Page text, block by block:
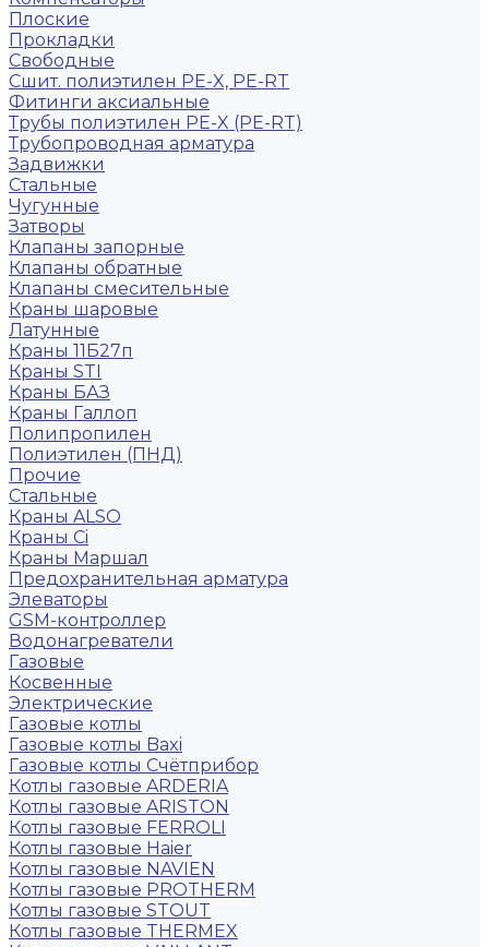
Плоские
Прокладки
Свободные
Сшит. полиэтилен PE-X, PE-RT
Фитинги аксиальные
Трубы полиэтилен PE-X (PE-RT)
Трубопроводная арматура
Задвижки
Стальные
Чугунные
Затворы
Клапаны запорные
Клапаны обратные
Клапаны смесительные
Краны шаровые
Латунные
Краны 11Б27п
Краны STI
Краны БАЗ
Краны Галлоп
Полипропилен
Полиэтилен (ПНД)
Прочие
Стальные
Краны ALSO
Краны Ci
Краны Маршал
Предохранительная арматура
Элеваторы
GSM-контроллер
Водонагреватели
Газовые
Косвенные
Электрические
Газовые котлы
Газовые котлы Baxi
Газовые котлы Счётприбор
Котлы газовые ARDERIA
Котлы газовые ARISTON
Котлы газовые FERROLI
Котлы газовые Haier
Котлы газовые NAVIEN
Котлы газовые PROTHERM
Котлы газовые STOUT
Котлы газовые THERMEX